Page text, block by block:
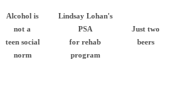
Alcohol is
not a
teen social
norm
Lindsay Lohan's
PSA
for rehab
program
Just two
beers